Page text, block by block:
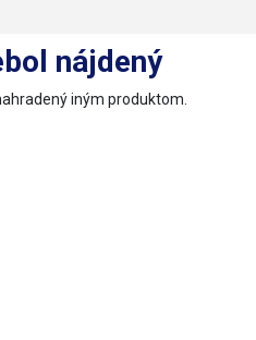
nájdený
iným produktom.